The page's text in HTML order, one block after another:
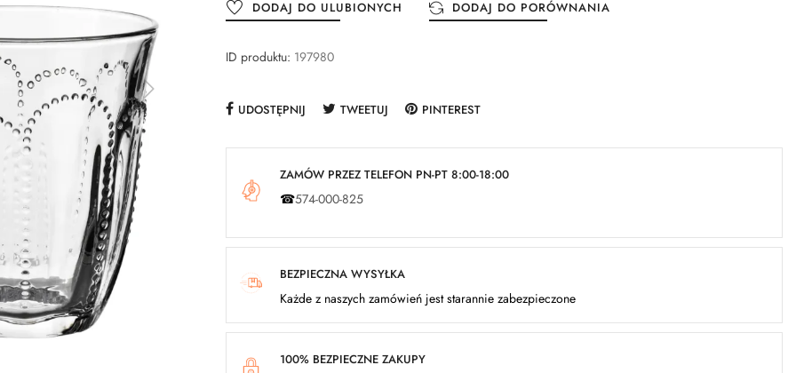
DODAJ DO ULUBIONYCH DODAJ DO PORÓWNANIA
ID produktu: 197980
UDOSTĘPNIJ TWEETUJ PINTEREST
ZAMÓW PRZEZ TELEFON PN-PT 8:00-18:00
☎574-000-825
BEZPIECZNA WYSYŁKA
Każde z naszych zamówień jest starannie zabezpieczone
100% BEZPIECZNE ZAKUPY